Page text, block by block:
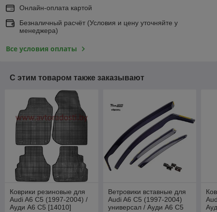
Онлайн-оплата картой
Безналичный расчёт (Условия и цену уточняйте у
менеджера)
Все условия оплаты
С этим товаром также заказывают
Коврики резиновые для
Audi A6 C5 (1997-2004) /
Ауди А6 С5 [14010]
Ветровики вставные для
Audi A6 C5 (1997-2004)
универсал / Ауди А6 С5